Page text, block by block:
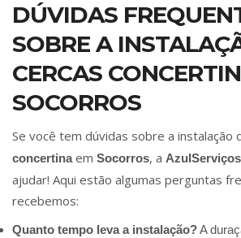
DÚVIDAS
SOBRE A
CERCAS
SOCORROS
Se você tem dúvidas sobre a instalação
concertinaem Socorros, a AzulServiços
ajudar! Aqui estão algumas perguntas
recebemos:
Quanto tempo leva a instalação?A